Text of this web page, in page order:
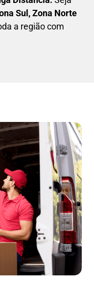
Sul, Zona Norte
a região com